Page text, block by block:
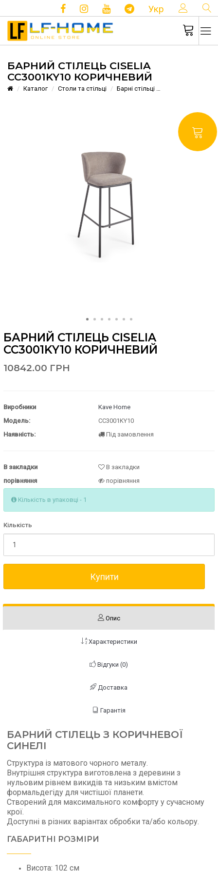
Укр
БАРНИЙ СТІЛЕЦЬ CISELIA
CC3001KY10 КОРИЧНЕВИЙ
Каталог Столи та стільці Барні стільці
БАРНИЙ СТІЛЕЦЬ CISELIA
CC3001KY10 КОРИЧНЕВИЙ
10842.00 ГРН
Виробники
Kave Home
Модель:
CC3001KY10
Наявність:
Під замовлення
В закладки
В закладки
порівняння
порівняння
Кількість в упаковці - 1
Кількість
Купити
Опис
Характеристики
Відгуки (0)
Доставка
Гарантія
БАРНИЙ СТІЛЕЦЬ З КОРИЧНЕВОЇ
СИНЕЛІ
Структура із матового чорного металу.
Внутрішня структура виготовлена ​​з деревини з
нульовим рівнем викидів та низьким вмістом
формальдегіду для чистішої планети.
Створений для максимального комфорту у сучасному
крої.
Доступні в різних варіантах обробки та/або кольору.
ГАБАРИТНІ РОЗМІРИ
Висота: 102 см